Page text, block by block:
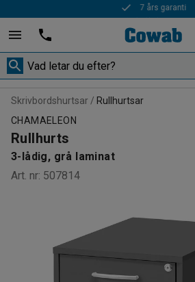
Snabba leveranser
Skrivbordshurtsar
Rullhurtsar
CHAMAELEON
Rullhurts
3-lådig, grå laminat
Art. nr: 507814